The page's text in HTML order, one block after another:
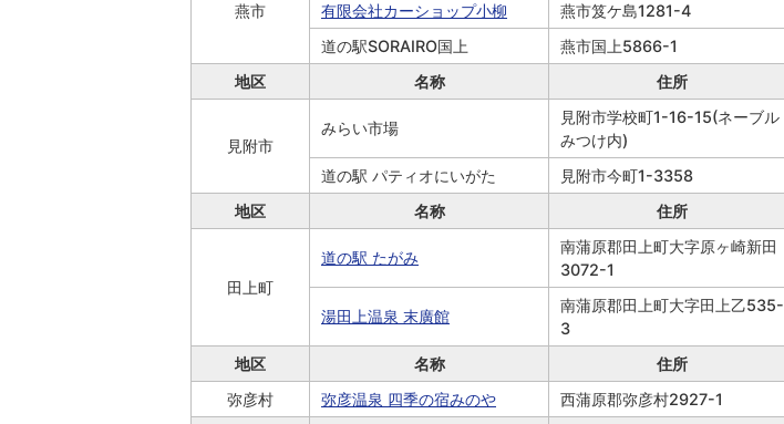
燕市
有限会社カーショップ小柳
燕市笈ケ島1281-4
道の駅SORAIRO国上
燕市国上5866-1
地区
名称 住所
見附市
みらい市場
見附市学校町1-16-15(ネーブル
みつけ内)
道の駅 パティオにいがた 見附市今町1-3358
地区
名称 住所
田上町
道の駅 たがみ
南蒲原郡田上町大字原ヶ崎新田
3072-1
湯田上温泉 末廣館
南蒲原郡田上町大字田上乙535-
3
地区 名称 住所
弥彦村
弥彦温泉 四季の宿みのや 西蒲原郡弥彦村2927-1